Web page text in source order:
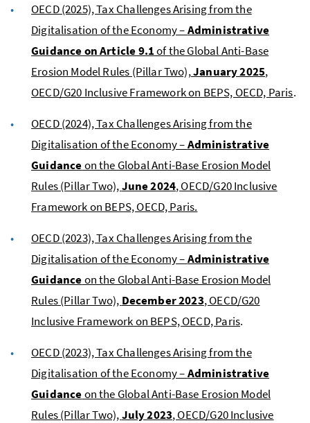
OECD (2025), Tax Challenges Arising from the
Digitalisation of the Economy –Administrative
Guidance on Article 9.1of the Global Anti-Base
Erosion Model Rules (Pillar Two),January 2025,
OECD/G20 Inclusive Framework on BEPS, OECD, Paris.
OECD (2024), Tax Challenges Arising from the
Digitalisation of the Economy –Administrative
Guidanceon the Global Anti-Base Erosion Model
Rules (Pillar Two),June 2024, OECD/G20 Inclusive
Framework on BEPS, OECD, Paris.
OECD (2023), Tax Challenges Arising from the
Digitalisation of the Economy –Administrative
Guidanceon the Global Anti-Base Erosion Model
Rules (Pillar Two), December 2023, OECD/G20
Inclusive Framework on BEPS, OECD, Paris.
OECD (2023), Tax Challenges Arising from the
Digitalisation of the Economy –Administrative
Guidanceon the Global Anti-Base Erosion Model
Rules (Pillar Two),July 2023, OECD/G20 Inclusive